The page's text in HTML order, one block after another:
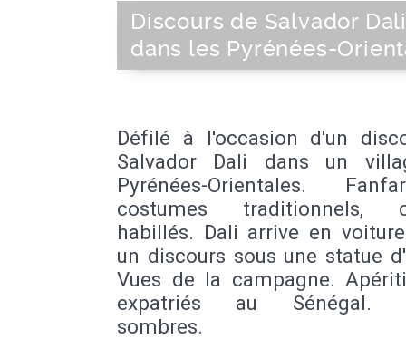
Discours de Salvador Dali
dans les Pyrénées-
Défilé à l'occasion d'un
Salvador Dali dans un
Pyrénées-Orientales.
costumes traditionnels,
habillés. Dali arrive en
un discours sous une statue
Vues de la campagne.
expatriés au Sénégal.
sombres.